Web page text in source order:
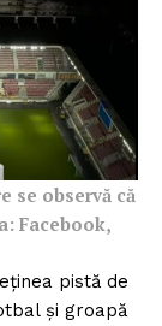
se observă că
Facebook,
pistă de
și groapă